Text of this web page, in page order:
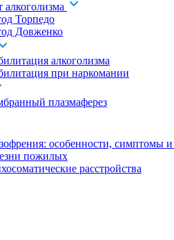
алкоголизма
Торпедо
Довженко
алкоголизма
при наркомании
плазмаферез
особенности, симптомы и
пожилых
расстройства